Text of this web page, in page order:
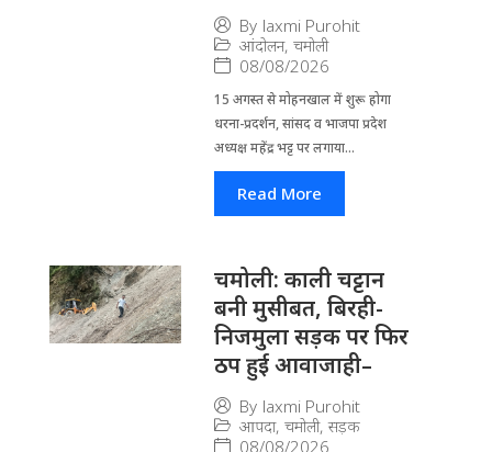
By laxmi Purohit
आंदोलन, चमोली
08/08/2026
15 अगस्त से मोहनखाल में शुरू होगा
धरना-प्रदर्शन, सांसद व भाजपा प्रदेश
अध्यक्ष महेंद्र भट्ट पर लगाया...
Read More
चमोली: काली चट्टान
बनी मुसीबत, बिरही-
निजमुला सड़क पर फिर
ठप हुई आवाजाही–
By laxmi Purohit
आपदा, चमोली, सड़क
08/08/2026